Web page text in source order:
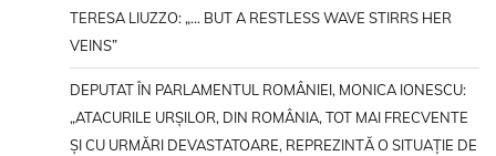
TERESA LIUZZO: „… BUT A RESTLESS WAVE STIRRS HER
VEINS”
DEPUTAT ÎN PARLAMENTUL ROMÂNIEI, MONICA IONESCU:
„ATACURILE URȘILOR, DIN ROMÂNIA, TOT MAI FRECVENTE
ȘI CU URMĂRI DEVASTATOARE, REPREZINTĂ O SITUAȚIE DE